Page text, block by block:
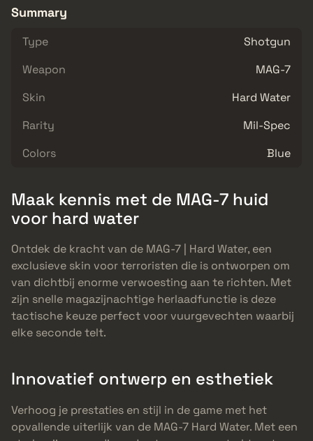
Summary
Type
Shotgun
Weapon
MAG-7
Skin
Hard Water
Rarity
Mil-Spec
Colors
Blue
Maak kennis met de MAG-7 huid
voor hard water
Ontdek de kracht van de MAG-7 | Hard Water, een
exclusieve skin voor terroristen die is ontworpen om
van dichtbij enorme verwoesting aan te richten. Met
zijn snelle magazijnachtige herlaadfunctie is deze
tactische keuze perfect voor vuurgevechten waarbij
elke seconde telt.
Innovatief ontwerp en esthetiek
Verhoog je prestaties en stijl in de game met het
opvallende uiterlijk van de MAG-7 Hard Water. Met een